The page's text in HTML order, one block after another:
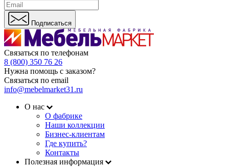
Подписаться
Связаться по телефонам
8 (800) 350 76 26
Нужна помощь с заказом?
Связаться по email
info@mebelmarket31.ru
О нас
О фабрике
Наши коллекции
Бизнес-клиентам
Где купить?
Контакты
Полезная информация